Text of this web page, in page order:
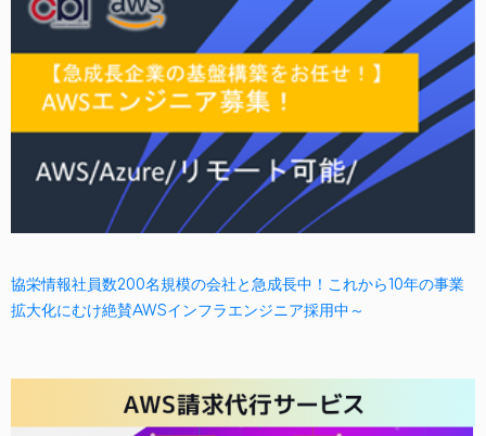
協栄情報社員数200名規模の会社と急成長中！これから10年の事業
拡大化にむけ絶賛AWSインフラエンジニア採用中～